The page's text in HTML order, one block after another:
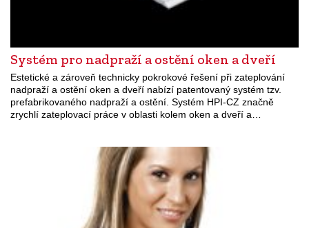
Systém pro nadpraží a ostění oken a dveří
Estetické a zároveň technicky pokrokové řešení při zateplování
nadpraží a ostění oken a dveří nabízí patentovaný systém tzv.
prefabrikovaného nadpraží a ostění. Systém HPI-CZ značně
zrychlí zateplovací práce v oblasti kolem oken a dveří a…